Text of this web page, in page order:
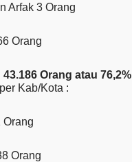
Arfak 3 Orang
Orang
43.186 Orang atau
Kab/Kota :
Orang
Orang